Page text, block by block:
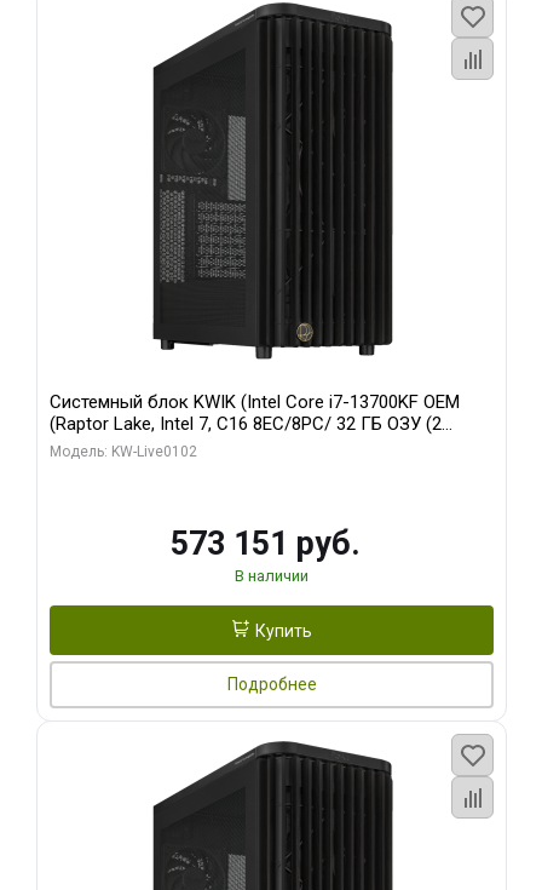
Системный блок KWIK (Intel Core i7-13700KF OEM
(Raptor Lake, Intel 7, C16 8EC/8PC/ 32 ГБ ОЗУ (2
модуля)/ Afox RTX4090 24GB GDDR6X 384-Bit 3xDP
Модель: KW-Live0102
573 151 руб.
В наличии
Купить
Подробнее